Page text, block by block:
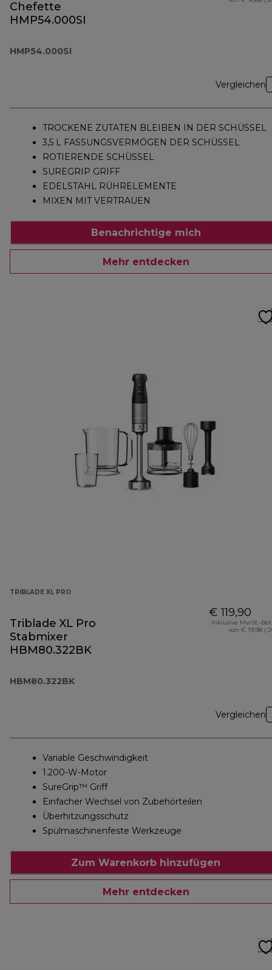
Chefette
HMP54.000SI
HMP54.000SI
Vergleichen
TROCKENE ZUTATEN BLEIBEN IN DER SCHÜSSEL
3,5 L FASSUNGSVERMÖGEN DER SCHÜSSEL
ROTIERENDE SCHÜSSEL
SUREGRIP GRIFF
EDELSTAHL RÜHRELEMENTE
MIXEN MIT VERTRAUEN
Benachrichtige mich
Mehr entdecken
TRIBLADE XL PRO
Triblade XL Pro
Stabmixer
HBM80.322BK
HBM80.322BK
€ 119,90
Inklusive MwSt.-
von € 19,98 (
Vergleichen
Variable Geschwindigkeit
1.200-W-Motor
SureGrip™ Griff
Einfacher Wechsel von Zubehörteilen
Überhitzungsschutz
Spülmaschinenfeste Werkzeuge
Zum Warenkorb hinzufügen
Mehr entdecken